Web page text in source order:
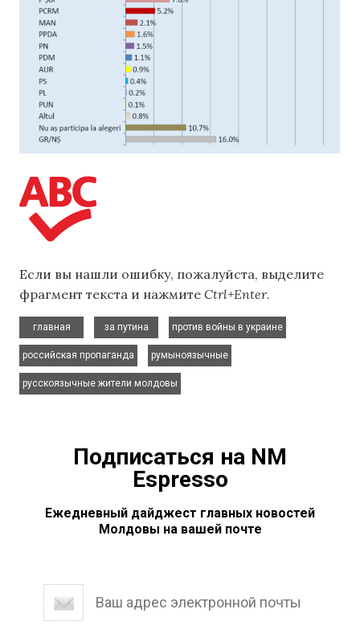
Если вы нашли ошибку, пожалуйста, выделите
фрагмент текста и нажмите Ctrl+Enter.
главная
за путина
против войны в украине
российская пропаганда
румыноязычные
русскоязычные жители молдовы
Подписаться на NM
Espresso
Ежедневный дайджест главных новостей
Молдовы на вашей почте